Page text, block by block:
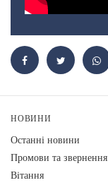
НОВИНИ
Останні новини
Промови та звернення
Вiтання